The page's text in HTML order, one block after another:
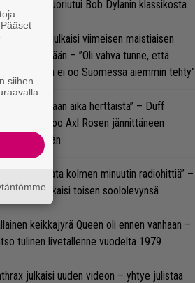
suoriutui Bob Dylanin klassikosta
Annala julkaisi viimeisen maistiaisen
– ”Oli vahva tunne, että
musaa ei oo Suomessa aiemmin tehty”
oli oikeastaan aika herttaista” – Duff
kertoo Axl Rosen jännittäneen
DC-pestiään
ei jahdata kolmen minuutin radiohittiä” –
Yrjänä julkaisi toisen soololevynsä
keikkajyrä Queen oli ennen vanhaan –
tulinen livetallenne vuodelta 1979
julkaisi uuden videon – yhtye julistaa
siihen